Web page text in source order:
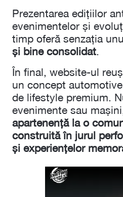
Prezentarea edițiilor
evenimentelor și
timp oferă senzația
și bine consolidat.
În final, website-ul
un concept
de lifestyle premium.
evenimente sau
apartenență la o
construită în jurul
și experiențelor